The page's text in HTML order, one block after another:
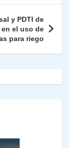
y PDTI de
el uso de
para riego